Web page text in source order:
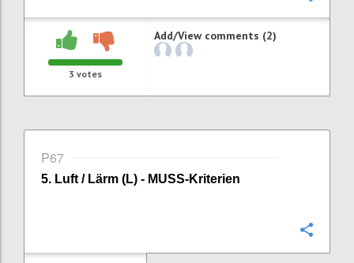
3 votes
Add/View comments (2)
P67
5. Luft / Lärm (L) - MUSS-Kriterien